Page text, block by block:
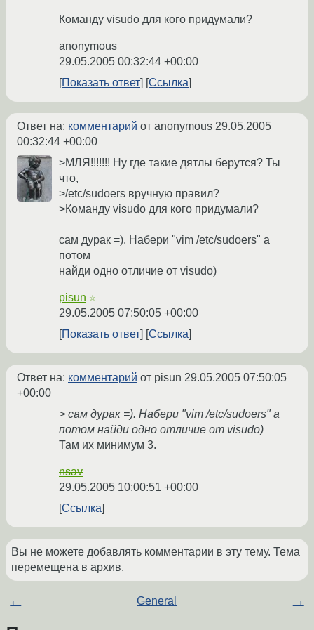
Команду visudo для кого придумали?
anonymous
29.05.2005 00:32:44 +00:00
Показать ответ
Ссылка
Ответ на: комментарий от anonymous 29.05.2005
00:32:44 +00:00
>МЛЯ!!!!!!! Ну где такие дятлы берутся? Ты
что,
>/etc/sudoers вручную правил?
>Команду visudo для кого придумали?
сам дурак =). Набери "vim /etc/sudoers" а
потом
найди одно отличие от visudo)
pisun ☆
29.05.2005 07:50:05 +00:00
Показать ответ
Ссылка
Ответ на: комментарий от pisun 29.05.2005 07:50:05
+00:00
> сам дурак =). Набери "vim /etc/sudoers" а
потом найди одно отличие от visudo)
Там их минимум 3.
nsav
29.05.2005 10:00:51 +00:00
Ссылка
Вы не можете добавлять комментарии в эту тему. Тема
перемещена в архив.
← General →